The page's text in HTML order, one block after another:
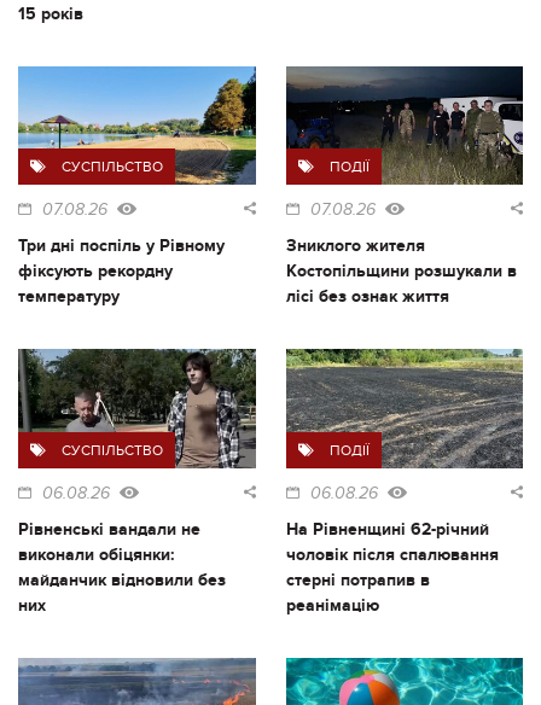
15 років
СУСПІЛЬСТВО
07.08.26
Три дні поспіль у Рівному
фіксують рекордну
температуру
ПОДІЇ
07.08.26
Зниклого жителя
Костопільщини розшукали в
лісі без ознак життя
СУСПІЛЬСТВО
06.08.26
Рівненські вандали не
виконали обіцянки:
майданчик відновили без
них
ПОДІЇ
06.08.26
На Рівненщині 62-річний
чоловік після спалювання
стерні потрапив в
реанімацію